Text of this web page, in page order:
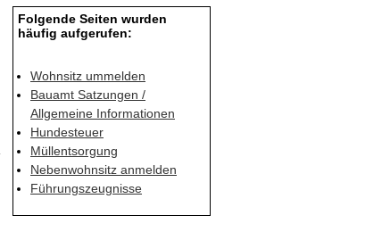
Folgende Seiten wurden
häufig aufgerufen:
Wohnsitz ummelden
Bauamt Satzungen /
Allgemeine Informationen
Hundesteuer
Müllentsorgung
Nebenwohnsitz anmelden
Führungszeugnisse